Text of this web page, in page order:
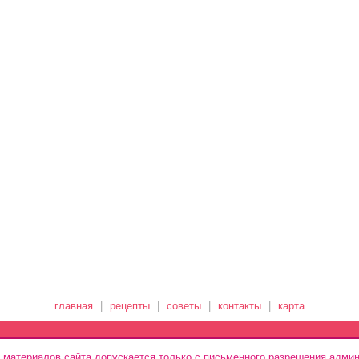
главная рецепты советы контакты карта